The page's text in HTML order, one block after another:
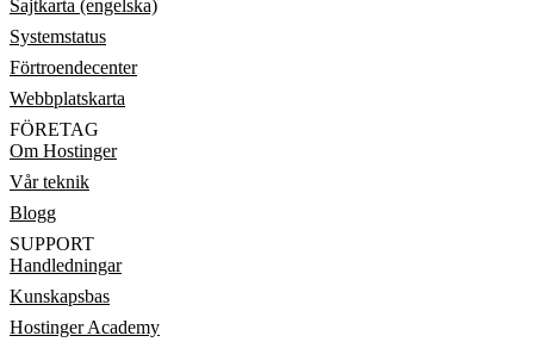
Sajtkarta (engelska)
Systemstatus
Förtroendecenter
Webbplatskarta
FÖRETAG
Om Hostinger
Vår teknik
Blogg
SUPPORT
Handledningar
Kunskapsbas
Hostinger Academy